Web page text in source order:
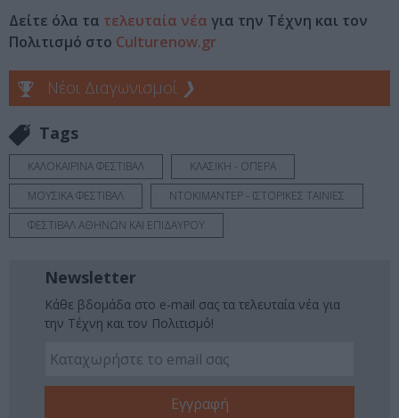
Δείτε όλα τα τελευταία νέα για την Τέχνη και τον
Πολιτισμό στο Culturenow.gr
Νέοι Διαγωνισμοί ❯
Tags
ΚΑΛΟΚΑΙΡΙΝΑ ΦΕΣΤΙΒΑΛ
ΚΛΑΣΙΚΗ - ΟΠΕΡΑ
ΜΟΥΣΙΚΑ ΦΕΣΤΙΒΑΛ
ΝΤΟΚΙΜΑΝΤΕΡ - ΙΣΤΟΡΙΚΕΣ ΤΑΙΝΙΕΣ
ΦΕΣΤΙΒΑΛ ΑΘΗΝΩΝ ΚΑΙ ΕΠΙΔΑΥΡΟΥ
Newsletter
Κάθε βδομάδα στο e-mail σας τα τελευταία νέα για
την Τέχνη και τον Πολιτισμό!